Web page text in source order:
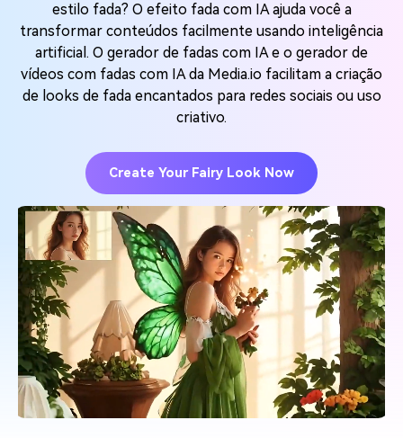
estilo fada? O efeito fada com IA ajuda você a
transformar conteúdos facilmente usando inteligência
artificial. O gerador de fadas com IA e o gerador de
vídeos com fadas com IA da Media.io facilitam a criação
de looks de fada encantados para redes sociais ou uso
criativo.
Create Your Fairy Look Now